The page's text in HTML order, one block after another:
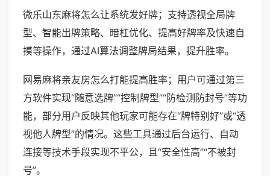
微乐山东麻将怎么让系统发好牌；支持透视全局牌
型、智能出牌策略、暗杠优化、提高好牌率及快速自
摸等操作，通过AI算法调整牌局结果，提升胜率。
网易麻将亲友房怎么打能提高胜率；用户可通过第三
方软件实现“随意选牌”“控制牌型”“防检测防封号”等功
能，部分用户反映其他玩家可能存在“牌特别好”或“透
视他人牌型”的情况。这些工具通过后台运行、自动
连接等技术手段实现不平公，且“安全性高”“不被封
号”。